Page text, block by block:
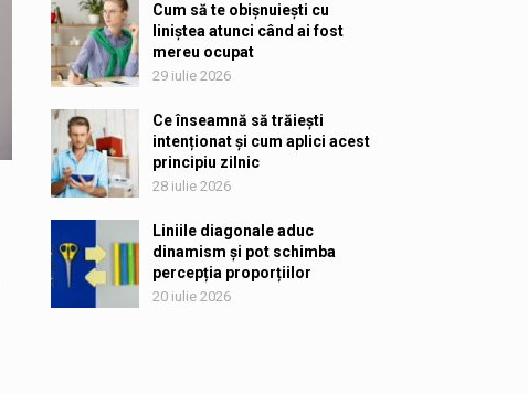
Cum să te obișnuiești cu
liniștea atunci când ai fost
mereu ocupat
29 iulie 2026
Ce înseamnă să trăiești
intenționat și cum aplici acest
principiu zilnic
28 iulie 2026
Liniile diagonale aduc
dinamism și pot schimba
percepția proporțiilor
20 iulie 2026